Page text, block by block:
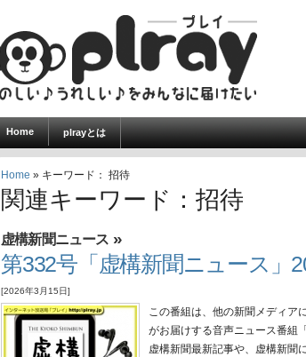
Home plrayとは
Home » キーワード： 招待
関連キーワード：招待
虚構新聞ニュース »
第332号「虚構新聞ニュース」
[2026年3月15日]
この番組は、他の新聞メディア
がお届けする音声ニュース番組
虚構新聞最新記事や、虚構新聞